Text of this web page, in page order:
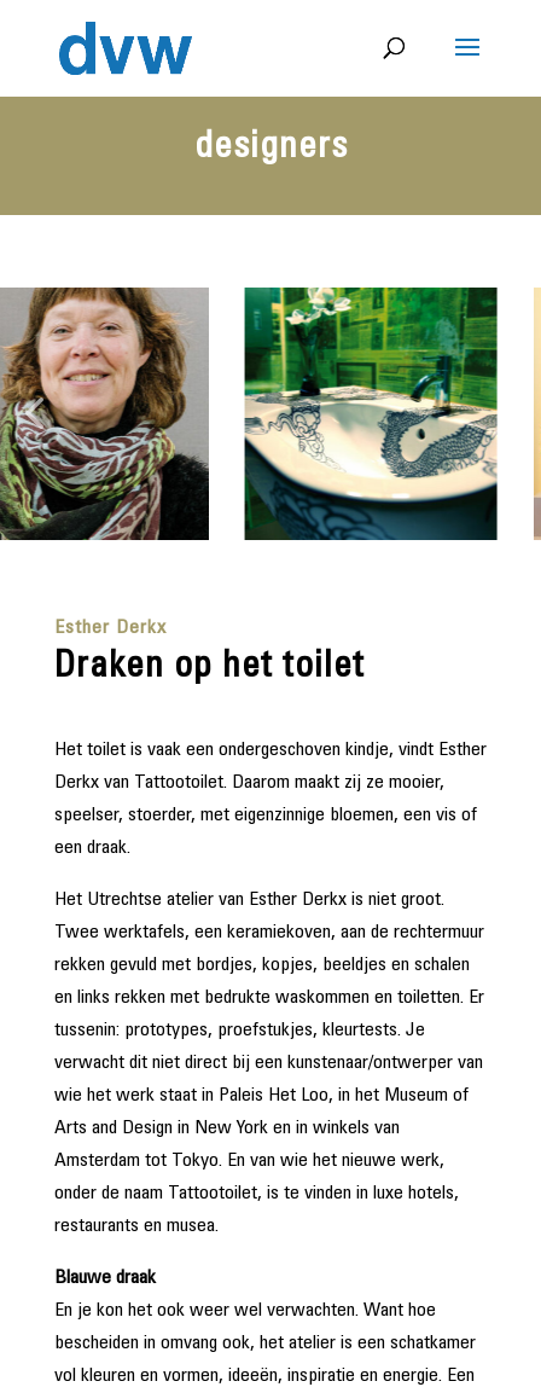
designers
Esther Derkx
Draken op het toilet
Het toilet is vaak een ondergeschoven kindje, vindt Esther
Derkx van Tattootoilet. Daarom maakt zij ze mooier,
speelser, stoerder, met eigenzinnige bloemen, een vis of
een draak.
Het Utrechtse atelier van Esther Derkx is niet groot.
Twee werktafels, een keramiekoven, aan de rechtermuur
rekken gevuld met bordjes, kopjes, beeldjes en schalen
en links rekken met bedrukte waskommen en toiletten. Er
tussenin: prototypes, proefstukjes, kleurtests. Je
verwacht dit niet direct bij een kunstenaar/ontwerper van
wie het werk staat in Paleis Het Loo, in het Museum of
Arts and Design in New York en in winkels van
Amsterdam tot Tokyo. En van wie het nieuwe werk,
onder de naam Tattootoilet, is te vinden in luxe hotels,
restaurants en musea.
Blauwe draak
En je kon het ook weer wel verwachten. Want hoe
bescheiden in omvang ook, het atelier is een schatkamer
vol kleuren en vormen, ideeën, inspiratie en energie. Een